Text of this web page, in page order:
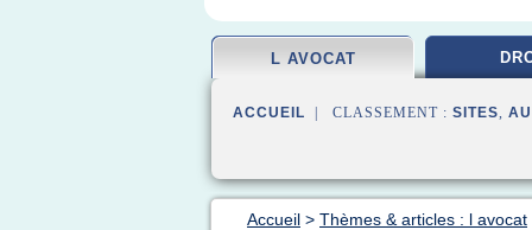
L AVOCAT
ACCUEIL | CLASSEMENT : SITES,
Accueil > Thèmes & articles : l avocat